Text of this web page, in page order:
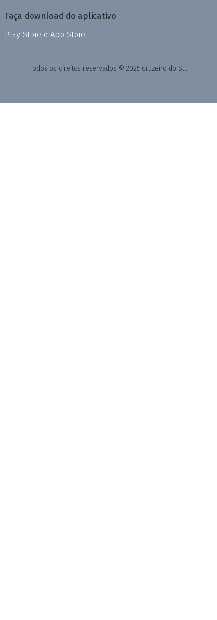
Faça download do aplicativo
Play Store e App Store
Todos os direitos reservados © 2025 Cruzeiro do Sul